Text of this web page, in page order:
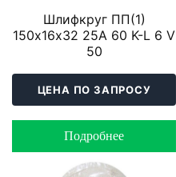
Шлифкруг ПП(1)
150х16х32 25A 60 K-L 6 V
50
ЦЕНА ПО ЗАПРОСУ
Подробнее